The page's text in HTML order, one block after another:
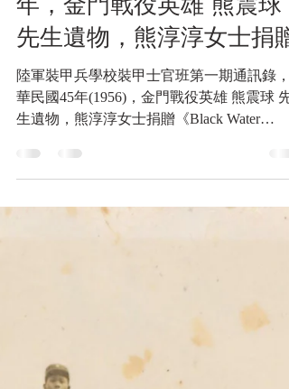
第一期通訊錄，中華民國45
年，金門戰役英雄 熊震球
先生遺物，熊淳淳女士捐贈
華民國45年(1956)，金門戰役英雄 熊震球 先
原 陸軍裝甲兵學校裝甲士官班第一期畢業同